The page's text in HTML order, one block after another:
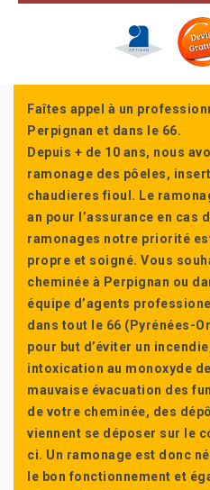
Faîtes appel à un
Perpignan et dans le 66.
Depuis + de 10 ans, nous
ramonage des pôeles,
chaudieres fioul. Le
an pour l’assurance en cas
ramonages notre priorité
propre et soigné. Vous
cheminée à Perpignan ou
équipe d’agents
dans tout le 66 (Pyrénées-
pour but d’éviter un
intoxication au monoxyde
mauvaise évacuation des
de votre cheminée, des
viennent se déposer sur le
ci. Un ramonage est donc
le bon fonctionnement et